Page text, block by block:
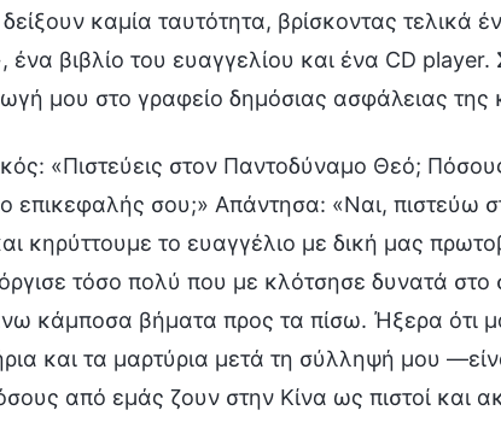
καμία ταυτότητα, βρίσκοντας τελικά
ένα βιβλίο του ευαγγελίου και ένα CD player.
μου στο γραφείο δημόσιας ασφάλειας της
«Πιστεύεις στον Παντοδύναμο Θεό;
ο επικεφαλής σου;» Απάντησα: «Ναι, πιστεύω
κηρύττουμε το ευαγγέλιο με δική μας
τόσο πολύ που με κλότσησε δυνατά στο
κάμποσα βήματα προς τα πίσω. Ήξερα ότι
και τα μαρτύρια μετά τη σύλληψή μου
από εμάς ζουν στην Κίνα ως πιστοί και